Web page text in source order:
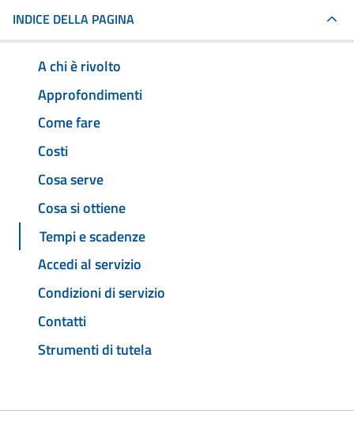
INDICE DELLA PAGINA
A chi è rivolto
Approfondimenti
Come fare
Costi
Cosa serve
Cosa si ottiene
Tempi e scadenze
Accedi al servizio
Condizioni di servizio
Contatti
Strumenti di tutela